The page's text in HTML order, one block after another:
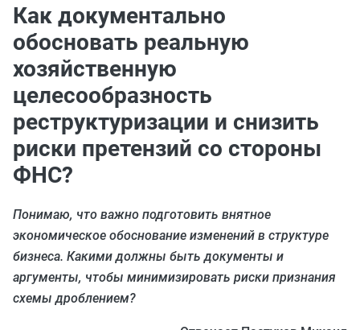
Как документально
обосновать реальную
хозяйственную
целесообразность
реструктуризации и снизить
риски претензий со стороны
ФНС?
Понимаю, что важно подготовить внятное
экономическое обоснование изменений в структуре
бизнеса. Какими должны быть документы и
аргументы, чтобы минимизировать риски признания
схемы дроблением?